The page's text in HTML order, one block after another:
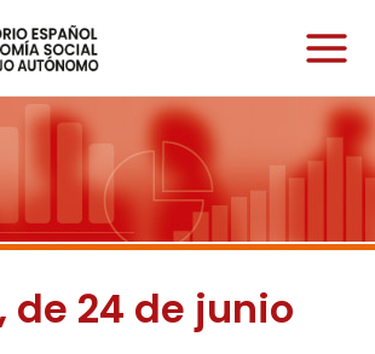
de 24 de junio